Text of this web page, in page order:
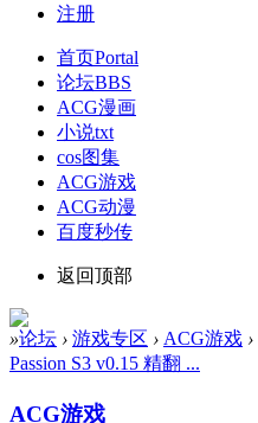
注册
首页Portal
论坛BBS
ACG漫画
小说txt
cos图集
ACG游戏
ACG动漫
百度秒传
返回顶部
»论坛 › 游戏专区 › ACG游戏 ›
Passion S3 v0.15 精翻 ...
ACG游戏